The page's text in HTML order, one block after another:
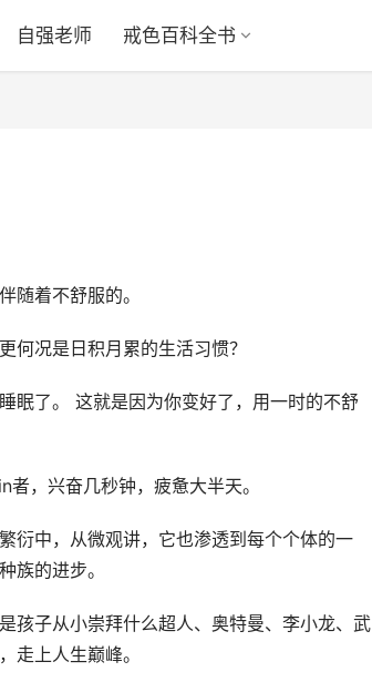
自强老师 戒色百科全书
随着不舒服的。
况是日积月累的生活习惯？
了。 这就是因为你变好了，用一时的不舒
，兴奋几秒钟，疲惫大半天。
中，从微观讲，它也渗透到每个个体的一
族的进步。
子从小崇拜什么超人、奥特曼、李小龙、武
走上人生巅峰。